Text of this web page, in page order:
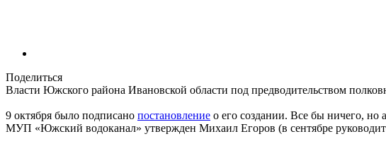
Поделиться
Власти Южского района Ивановской области под предводительством
9 октября было подписано постановление о его создании. Все бы ничего,
МУП «Южский водоканал» утвержден Михаил Егоров (в сентябре